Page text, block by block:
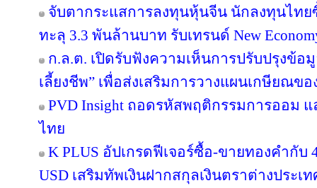
จับตากระแสการลงทุนหุ้นจีน นักลงทุนไทยซื้
ทะลุ 3.3 พันล้านบาท รับเทรนด์ New
ก.ล.ต. เปิดรับฟังความเห็นการปรับปรุงข้อ
เลี้ยงชีพ” เพื่อส่งเสริมการวางแผนเกษียณข
PVD Insight ถอดรหัสพฤติกรรมการออม
ไทย
K PLUS อัปเกรดฟีเจอร์ซื้อ-ขายทองคำกับ
USD เสริมทัพเงินฝากสกุลเงินตราต่างประเ